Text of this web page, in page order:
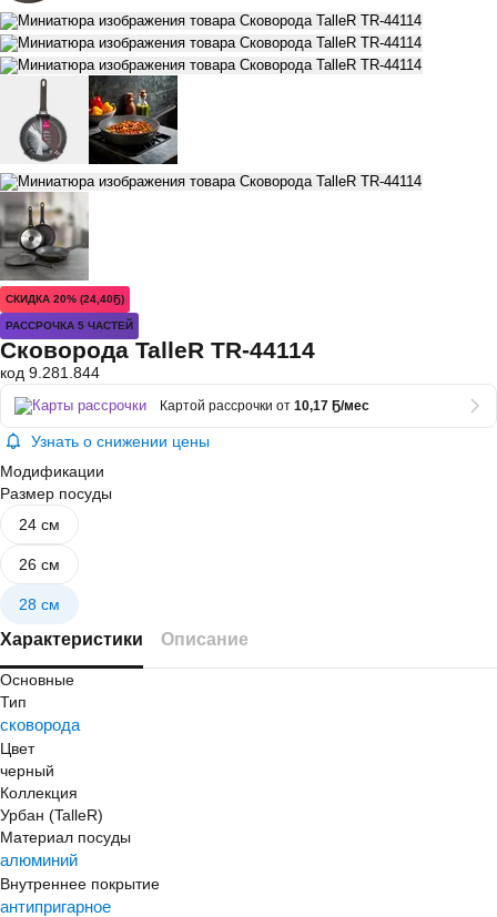
СКИДКА 20% (24,40Ҕ)
РАССРОЧКА 5 ЧАСТЕЙ
Сковорода TalleR TR-44114
код 9.281.844
Картой рассрочки от 10,17 Ҕ/мес
Узнать о снижении цены
Модификации
Размер посуды
24 см
26 см
28 см
Характеристики Описание
Основные
Тип
сковорода
Цвет
черный
Коллекция
Урбан (TalleR)
Материал посуды
алюминий
Внутреннее покрытие
антипригарное